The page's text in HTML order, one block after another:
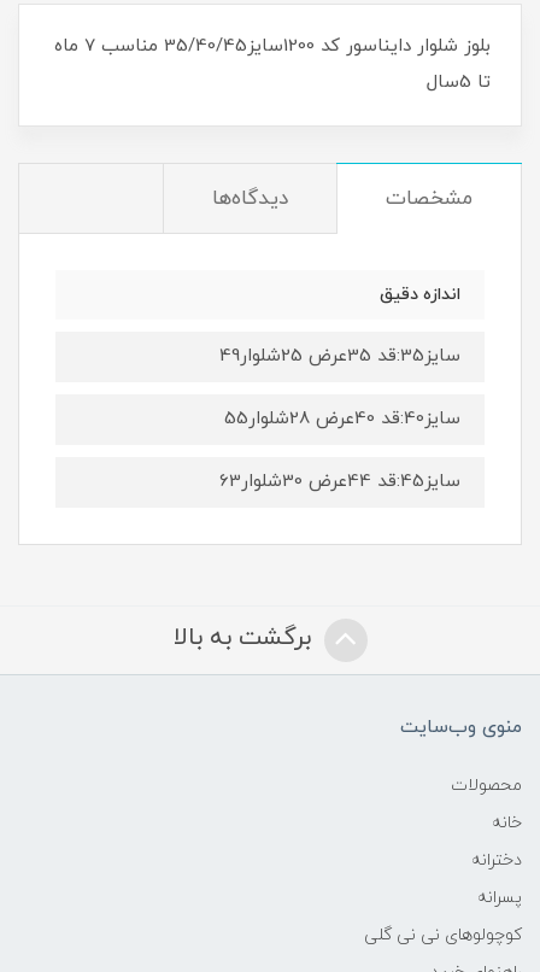
بلوز شلوار دایناسور کد 1200سایز35/40/45 مناسب 7 ماه
تا 5سال
مشخصات دیدگاه‌ها
اندازه دقیق
سایز35:قد 35عرض 25شلوار49
سایز40:قد 40عرض 28شلوار55
سایز45:قد 44عرض 30شلوار63
برگشت به بالا
منوی وب‌سایت
محصولات
خانه
دخترانه
پسرانه
کوچولوهای نی نی گلی